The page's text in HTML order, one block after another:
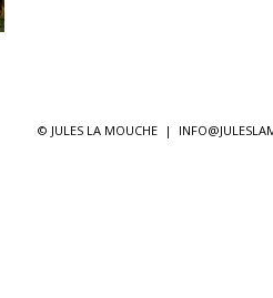
© JULES LA MOUCHE |